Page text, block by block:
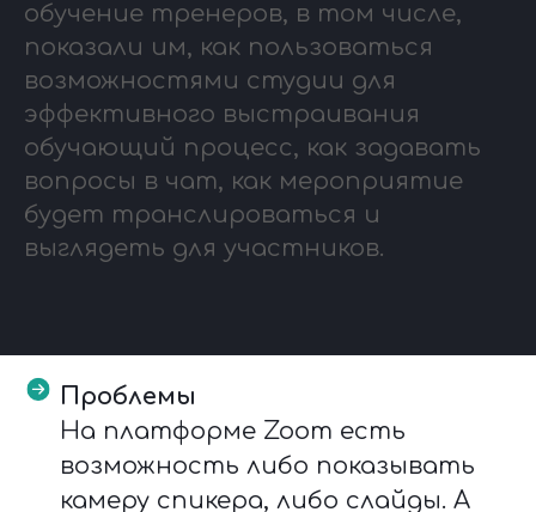
обучение тренеров, в том числе,
показали им, как пользоваться
возможностями студии для
эффективного выстраивания
обучающий процесс, как задавать
вопросы в чат, как мероприятие
будет транслироваться и
выглядеть для участников.
Проблемы
На платформе Zoom есть
возможность либо показывать
камеру спикера, либо слайды. А